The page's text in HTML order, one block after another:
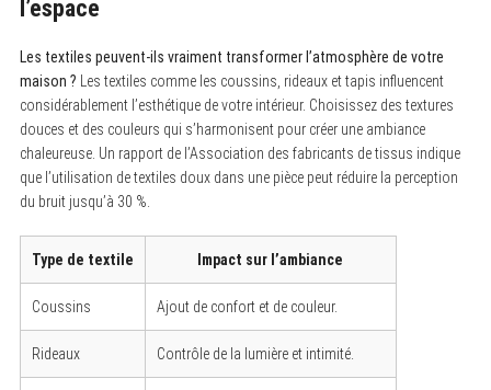
l’espace
Les textiles peuvent-ils vraiment transformer l’atmosphère de votre
maison ? Les textiles comme les coussins, rideaux et tapis influencent
considérablement l’esthétique de votre intérieur. Choisissez des textures
douces et des couleurs qui s’harmonisent pour créer une ambiance
chaleureuse. Un rapport de l’Association des fabricants de tissus indique
que l’utilisation de textiles doux dans une pièce peut réduire la perception
du bruit jusqu’à 30 %.
Type de textile Impact sur l’ambiance
Coussins Ajout de confort et de couleur.
Rideaux Contrôle de la lumière et intimité.